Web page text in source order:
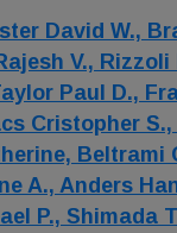
David W.,
V., Rizzoli
Paul D.,
Cristopher S.,
Beltrami
A., Anders
P., Shimada